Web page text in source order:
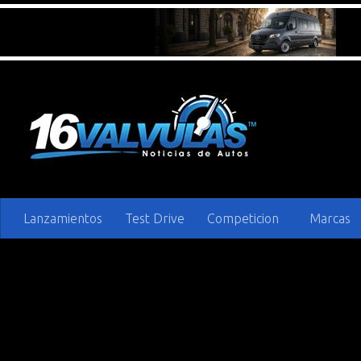
Lanzamientos Test Drive Competicion Marcas